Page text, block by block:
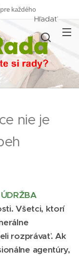
každého
Hľadať
nie je
Všetci, ktorí
rozprávať. Ak
agentúry,